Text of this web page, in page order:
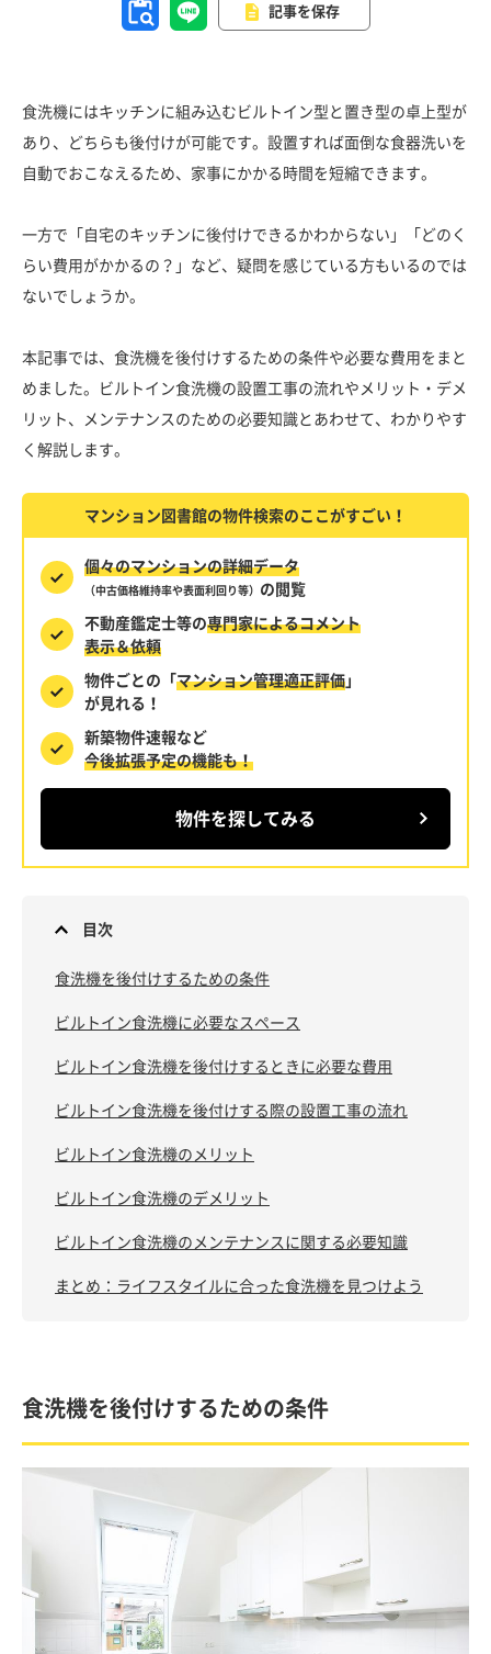
記事を保存
食洗機にはキッチンに組み込むビルトイン型と置き型の卓上型が
あり、どちらも後付けが可能です。設置すれば面倒な食器洗いを
自動でおこなえるため、家事にかかる時間を短縮できます。
一方で「自宅のキッチンに後付けできるかわからない」「どのく
らい費用がかかるの？」など、疑問を感じている方もいるのでは
ないでしょうか。
本記事では、食洗機を後付けするための条件や必要な費用をまと
めました。ビルトイン食洗機の設置工事の流れやメリット・デメ
リット、メンテナンスのための必要知識とあわせて、わかりやす
く解説します。
マンション図書館の物件検索のここがすごい！
個々のマンションの詳細データ
（中古価格維持率や表面利回り等） の閲覧
不動産鑑定士等の専門家によるコメント
表示＆依頼
物件ごとの「マンション管理適正評価」
が見れる！
新築物件速報など
今後拡張予定の機能も！
物件を探してみる
目次
食洗機を後付けするための条件
ビルトイン食洗機に必要なスペース
ビルトイン食洗機を後付けするときに必要な費用
ビルトイン食洗機を後付けする際の設置工事の流れ
ビルトイン食洗機のメリット
ビルトイン食洗機のデメリット
ビルトイン食洗機のメンテナンスに関する必要知識
まとめ：ライフスタイルに合った食洗機を見つけよう
食洗機を後付けするための条件